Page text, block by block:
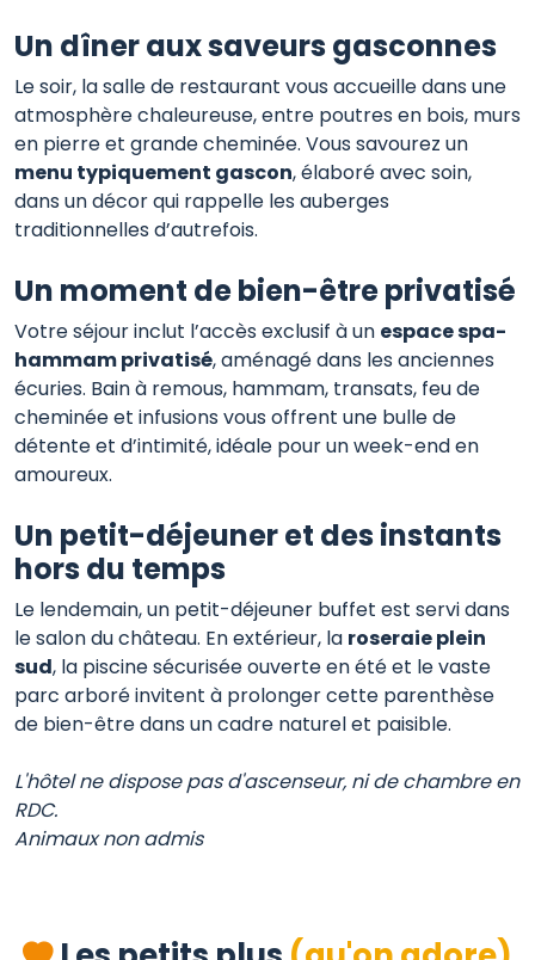
Un dîner aux saveurs gasconnes
Le soir, la salle de restaurant vous accueille dans une
atmosphère chaleureuse, entre poutres en bois, murs
en pierre et grande cheminée. Vous savourez un
menu typiquement gascon, élaboré avec soin,
dans un décor qui rappelle les auberges
traditionnelles d’autrefois.
Un moment de bien-être privatisé
Votre séjour inclut l’accès exclusif à un espace spa-
hammam privatisé, aménagé dans les anciennes
écuries. Bain à remous, hammam, transats, feu de
cheminée et infusions vous offrent une bulle de
détente et d’intimité, idéale pour un week-end en
amoureux.
Un petit-déjeuner et des instants
hors du temps
Le lendemain, un petit-déjeuner buffet est servi dans
le salon du château. En extérieur, la roseraie plein
sud, la piscine sécurisée ouverte en été et le vaste
parc arboré invitent à prolonger cette parenthèse
de bien-être dans un cadre naturel et paisible.
L'hôtel ne dispose pas d'ascenseur, ni de chambre en
RDC.
Animaux non admis